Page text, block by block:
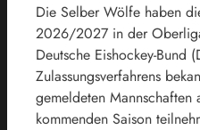
Die Selber Wölfe haben
2026/2027 in der
Deutsche Eishockey-Bund
Zulassungsverfahrens
gemeldeten
kommenden Saison